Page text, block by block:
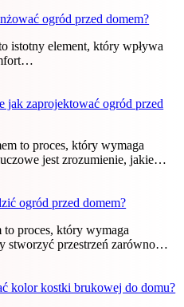
ogród przed domem?
istotny element, który wpływa
jak zaprojektować ogród przed
to proces, który wymaga
jest zrozumienie, jakie…
ogród przed domem?
to proces, który wymaga
stworzyć przestrzeń zarówno…
kolor kostki brukowej do domu?